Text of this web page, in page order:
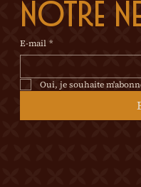
notre
E-mail *
Oui, je souhaite